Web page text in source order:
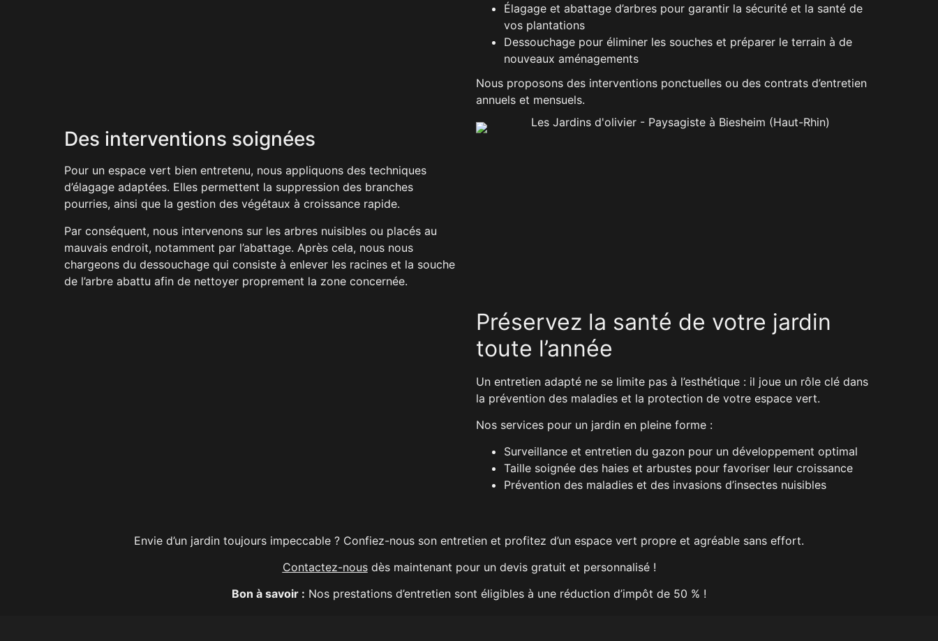
Élagage et abattage d’arbres pour garantir la sécurité et la santé de
vos plantations
Dessouchage pour éliminer les souches et préparer le terrain à de
nouveaux aménagements
Nous proposons des interventions ponctuelles ou des contrats d’entretien
annuels et mensuels.
Des interventions soignées
Pour un espace vert bien entretenu, nous appliquons des techniques
d’élagage adaptées. Elles permettent la suppression des branches
pourries, ainsi que la gestion des végétaux à croissance rapide.
Par conséquent, nous intervenons sur les arbres nuisibles ou placés au
mauvais endroit, notamment par l’abattage. Après cela, nous nous
chargeons du dessouchage qui consiste à enlever les racines et la souche
de l’arbre abattu afin de nettoyer proprement la zone concernée.
Préservez la santé de votre jardin
toute l’année
Un entretien adapté ne se limite pas à l’esthétique : il joue un rôle clé dans
la prévention des maladies et la protection de votre espace vert.
Nos services pour un jardin en pleine forme :
Surveillance et entretien du gazon pour un développement optimal
Taille soignée des haies et arbustes pour favoriser leur croissance
Prévention des maladies et des invasions d’insectes nuisibles
Envie d’un jardin toujours impeccable ? Confiez-nous son entretien et profitez d’un espace vert propre et agréable sans effort.
Contactez-nousdès maintenant pour un devis gratuit et personnalisé !
Bon à savoir : Nos prestations d’entretien sont éligibles à une réduction d’impôt de 50 % !